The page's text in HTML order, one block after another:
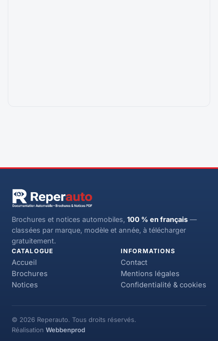
Brochures et notices automobiles, 100 % en français —
classées par marque, modèle et année, à télécharger
gratuitement.
CATALOGUE
Accueil
Brochures
Notices
INFORMATIONS
Contact
Mentions légales
Confidentialité & cookies
© 2026 Reperauto. Tous droits réservés.
Réalisation Webbenprod